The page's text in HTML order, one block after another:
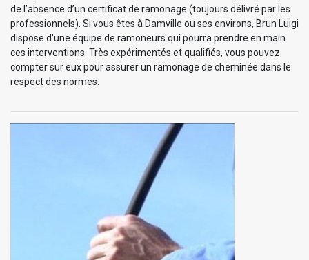
de l’absence d’un certificat de ramonage (toujours délivré par les
professionnels). Si vous êtes à Damville ou ses environs, Brun Luigi
dispose d'une équipe de ramoneurs qui pourra prendre en main
ces interventions. Très expérimentés et qualifiés, vous pouvez
compter sur eux pour assurer un ramonage de cheminée dans le
respect des normes.